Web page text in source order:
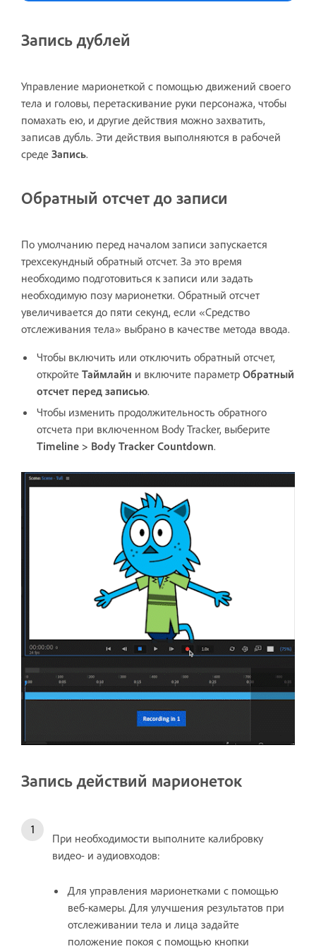
Запись дублей
Управление марионеткой с помощью движений своего
тела и головы, перетаскивание руки персонажа, чтобы
помахать ею, и другие действия можно захватить,
записав дубль. Эти действия выполняются в рабочей
среде Запись.
Обратный отсчет до записи
По умолчанию перед началом записи запускается
трехсекундный обратный отсчет. За это время
необходимо подготовиться к записи или задать
необходимую позу марионетки. Обратный отсчет
увеличивается до пяти секунд, если «Средство
отслеживания тела» выбрано в качестве метода ввода.
Чтобы включить или отключить обратный отсчет,
откройте Таймлайн и включите параметр Обратный
отсчет перед записью.
Чтобы изменить продолжительность обратного
отсчета при включенном Body Tracker, выберите
Timeline > Body Tracker Countdown.
Запись действий марионеток
При необходимости выполните калибровку
видео- и аудиовходов:
Для управления марионетками с помощью
веб-камеры. Для улучшения результатов при
отслеживании тела и лица задайте
положение покоя с помощью кнопки